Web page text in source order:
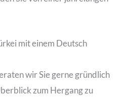
mit einem Deutsch
wir Sie gerne gründlich
zum Hergang zu